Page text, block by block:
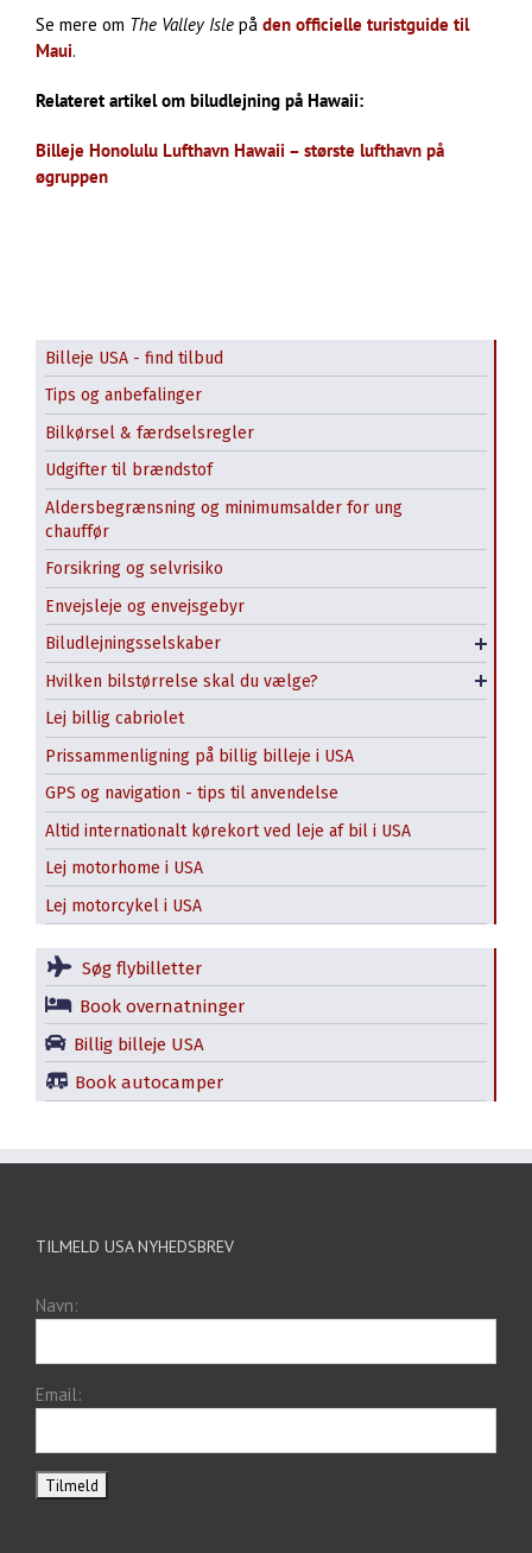
Se mere om The Valley Isle på den officielle turistguide til
Maui.
Relateret artikel om biludlejning på Hawaii:
Billeje Honolulu Lufthavn Hawaii – største lufthavn på
øgruppen
Billeje USA - find tilbud
Tips og anbefalinger
Bilkørsel & færdselsregler
Udgifter til brændstof
Aldersbegrænsning og minimumsalder for ung
chauffør
Forsikring og selvrisiko
Envejsleje og envejsgebyr
Biludlejningsselskaber
Alamo
Avis
Budget
Enterprise
Turo
Hvilken bilstørrelse skal du vælge?
Minivan / MPV
SUV
Stor SUV - Full Size
Pickup truck
Lej billig cabriolet
Prissammenligning på billig billeje i USA
GPS og navigation - tips til anvendelse
Altid internationalt kørekort ved leje af bil i USA
Lej motorhome i USA
Lej motorcykel i USA
Søg flybilletter
Book overnatninger
Billig billeje USA
Book autocamper
TILMELD USA NYHEDSBREV
Navn:
Email: